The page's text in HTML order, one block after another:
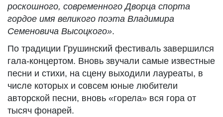
роскошного, современного Дворца спорта
гордое имя великого поэта Владимира
Семеновича Высоцкого».
По традиции Грушинский фестиваль завершился
гала-концертом. Вновь звучали самые известные
песни и стихи, на сцену выходили лауреаты, в
числе которых и совсем юные любители
авторской песни, вновь «горела» вся гора от
тысяч фонарей.